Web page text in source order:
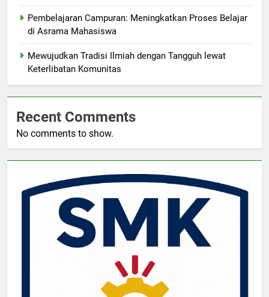
Pembelajaran Campuran: Meningkatkan Proses Belajar
di Asrama Mahasiswa
Mewujudkan Tradisi Ilmiah dengan Tangguh lewat
Keterlibatan Komunitas
Recent Comments
No comments to show.